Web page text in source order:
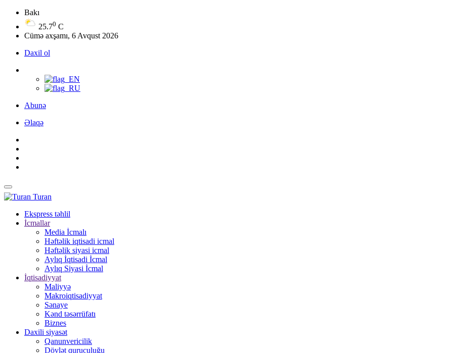
Bakı
25.70 C
Cümə axşamı, 6 Avqust 2026
Daxil ol
Abunə
Əlaqə
Turan
Ekspress təhlil
İcmallar
Media İcmalı
Həftəlik iqtisadi icmal
Həftəlik siyasi icmal
Aylıq İqtisadi İcmal
Aylıq Siyasi İcmal
İqtisadiyyat
Maliyyə
Makroiqtisadiyyat
Sənaye
Kənd təsərrüfatı
Biznes
Daxili siyasət
Qanunvericilik
Dövlət quruculuğu